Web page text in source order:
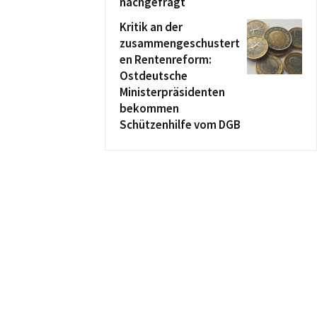
Kritik an der
zusammengeschustert
en Rentenreform:
Ostdeutsche
Ministerpräsidenten
bekommen
Schützenhilfe vom DGB